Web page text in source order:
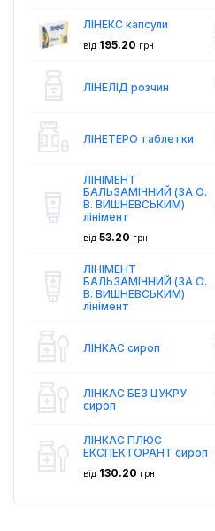
ЛІНЕКС капсули
від 195.20 грн
ЛІНЕЛІД розчин
ЛІНЕТЕРО таблетки
ЛІНІМЕНТ
БАЛЬЗАМІЧНИЙ (ЗА О.
В. ВИШНЕВСЬКИМ)
лінімент
від 53.20 грн
ЛІНІМЕНТ
БАЛЬЗАМІЧНИЙ (ЗА О.
В. ВИШНЕВСЬКИМ)
лінімент
ЛІНКАС сироп
ЛІНКАС БЕЗ ЦУКРУ
сироп
ЛІНКАС ПЛЮС
ЕКСПЕКТОРАНТ сироп
від 130.20 грн